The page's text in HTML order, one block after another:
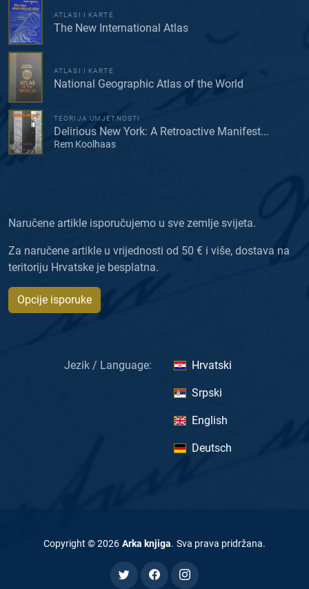
ATLASI I KARTE
The New International Atlas
ATLASI I KARTE
National Geographic Atlas of the World
TEORIJA UMJETNOSTI
Delirious New York: A Retroactive Manifest...
Rem Koolhaas
Naručene artikle isporučujemo u sve zemlje svijeta.
Za naručene artikle u vrijednosti od 50 € i više, dostava na
teritoriju Hrvatske je besplatna.
Opcije isporuke
Jezik / Language: Hrvatski
Srpski
English
Deutsch
Copyright ©2026 Arka knjiga. Sva prava pridržana.